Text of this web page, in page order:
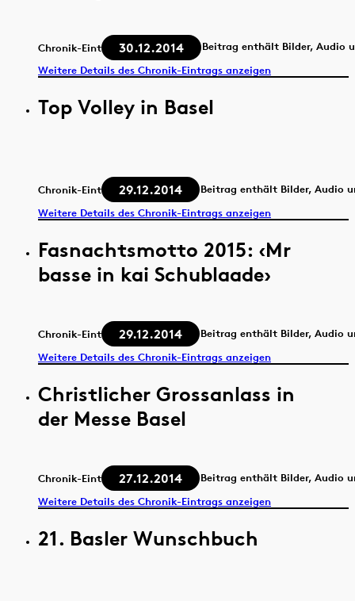
Chronik-Eintrag 30.12.2014
Beitrag enthält Bilder, Audio
Weitere Details des Chronik-Eintrags anzeigen
Top Volley in Basel
Chronik-Eintrag 29.12.2014
Beitrag enthält Bilder, Audio
Weitere Details des Chronik-Eintrags anzeigen
Fasnachtsmotto 2015: ‹Mr
basse in kai Schublaade›
Chronik-Eintrag 29.12.2014
Beitrag enthält Bilder, Audio
Weitere Details des Chronik-Eintrags anzeigen
Christlicher Grossanlass in
der Messe Basel
Chronik-Eintrag 27.12.2014
Beitrag enthält Bilder, Audio
Weitere Details des Chronik-Eintrags anzeigen
21. Basler Wunschbuch